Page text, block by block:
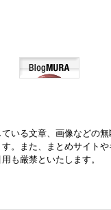
いる文章、画像などの
。また、まとめサイトや
も厳禁といたします。